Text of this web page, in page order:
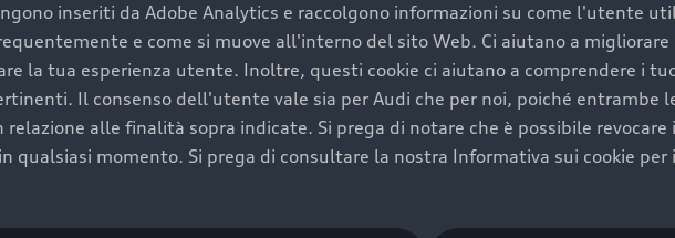
prima di acquistare un’auto usata, oltre al prezzo e all'aspetto,
contenuto corrisponde a uno stato migliore del veicolo e a una maggiore
documentazione completa della vettura certifica una manutenzione
e degli interni: una buona conservazione evidenzia cura e attenzione del
trasmissione e componenti principali in ottimo stato garantiscono
inseriti da Adobe Analytics e raccolgono informazioni su come l'utente
e come si muove all'interno del sito Web. Ci aiutano a
la tua esperienza utente. Inoltre, questi cookie ci aiutano a comprendere i
Il consenso dell'utente vale sia per Audi che per noi, poiché entrambe
relazione alle finalità sopra indicate. Si prega di notare che è possibile
qualsiasi momento. Si prega di consultare la nostra Informativa sui cookie per